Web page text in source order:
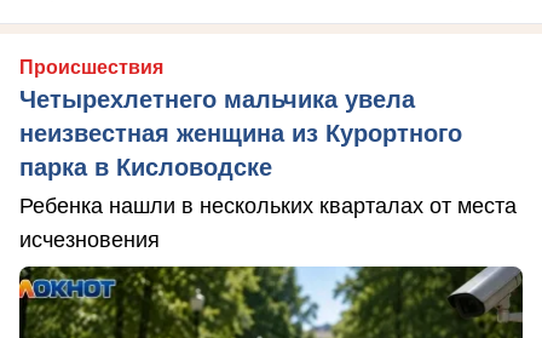
Происшествия
Четырехлетнего мальчика увела
неизвестная женщина из Курортного
парка в Кисловодске
Ребенка нашли в нескольких кварталах от места
исчезновения